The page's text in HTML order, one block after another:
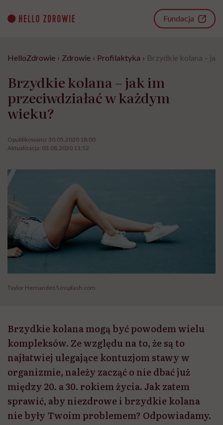
content
Fundacja
HelloZdrowie › Zdrowie › Profilaktyka › Brzydkie kolana – jak
Brzydkie kolana – jak im
przeciwdziałać w każdym
wieku?
Opublikowano: 30.05.2020 18:00
Aktualizacja: 03.08.2020 11:52
Taylor Hernandez/Unsplash.com
Brzydkie kolana mogą być powodem wielu
kompleksów. Ze względu na to, że są to
najłatwiej ulegające kontuzjom stawy w
organizmie, należy zacząć o nie dbać już
między 20. a 30. rokiem życia. Jak zatem
sprawić, aby niezdrowe i brzydkie kolana
nie były Twoim problemem? Odpowiadamy.